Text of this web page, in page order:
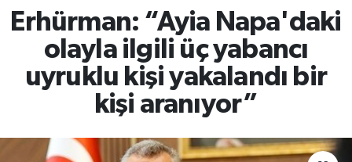
Erhürman: “Ayia Napa'daki
olayla ilgili üç yabancı
uyruklu kişi yakalandı bir
kişi aranıyor”
Son Dakika Haberleri
Haber Arşivi